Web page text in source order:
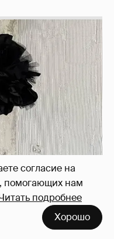
согласие на
помогающих нам
подробнее
Хорошо
новый